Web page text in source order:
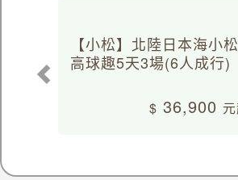
【小松】北陸日本海小松
高球趣5天3場(6人成行)
36,900